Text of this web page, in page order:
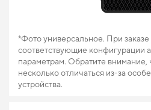
*Фото универсальное. При заказе
соответствующие конфигурации
параметрам. Обратите внимание,
несколько отличаться из-за
устройства.